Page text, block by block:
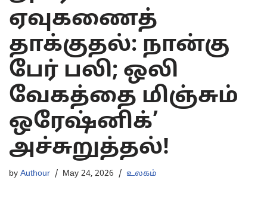
ஏவுகணைத்
தாக்குதல்: நான்கு
பேர் பலி; ஒலி
வேகத்தை மிஞ்சும்
ஒரேஷ்னிக்’
அச்சுறுத்தல்!
by Authour May 24, 2026 உலகம்